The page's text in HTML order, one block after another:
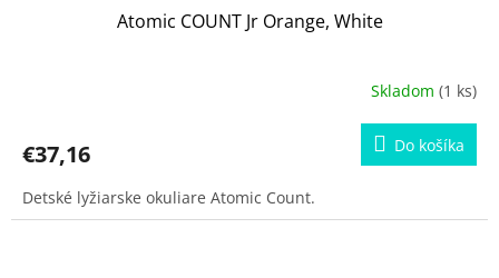
Atomic COUNT Jr Orange, White
Skladom (1 ks)
€37,16 Do košíka
Detské lyžiarske okuliare Atomic Count.